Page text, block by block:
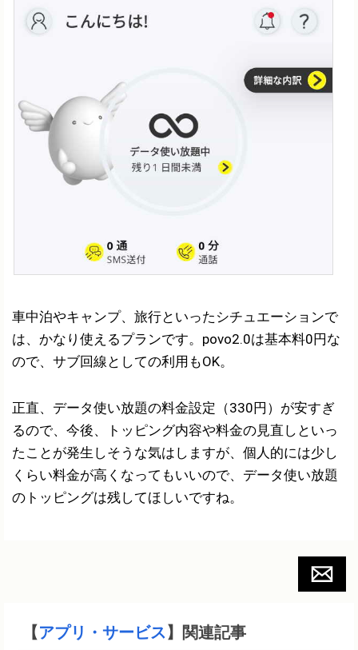
車中泊やキャンプ、旅行といったシチュエーションで
は、かなり使えるプランです。povo2.0は基本料0円な
ので、サブ回線としての利用もOK。
正直、データ使い放題の料金設定（330円）が安すぎ
るので、今後、トッピング内容や料金の見直しといっ
たことが発生しそうな気はしますが、個人的には少し
くらい料金が高くなってもいいので、データ使い放題
のトッピングは残してほしいですね。
【アプリ・サービス】関連記事